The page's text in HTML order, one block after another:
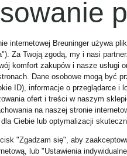
dłoni
129
internetowej Breuninger używa
Za Twoją zgodą, my i nasi
komfort zakupów i nasze usługi
Dane osobowe mogą być
ID), informacje o przeglądarce i
ofert i treści w naszym
na naszej stronie
Ciebie lub optymalizacji
"Zgadzam się", aby
lub "Ustawienia